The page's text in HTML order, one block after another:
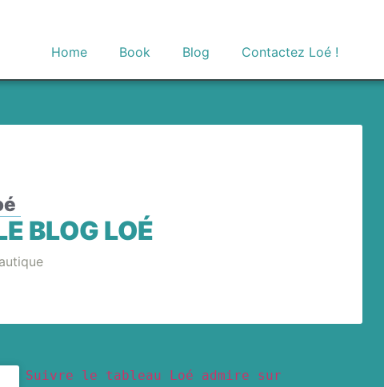
Home Book Blog Contactez Loé !
BLOG LOÉ
Suivre le tableau Loé admire sur